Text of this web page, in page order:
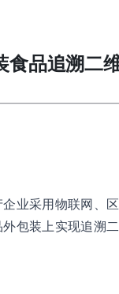
食品追溯二
业采用物联网、
包装上实现追溯